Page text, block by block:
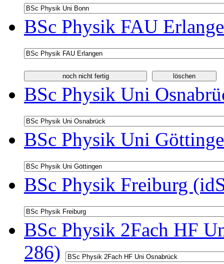
BSc Physik FAU
BSc Physik Uni
BSc Physik Uni
BSc Physik Freiburg
BSc Physik 2Fach HF
286)